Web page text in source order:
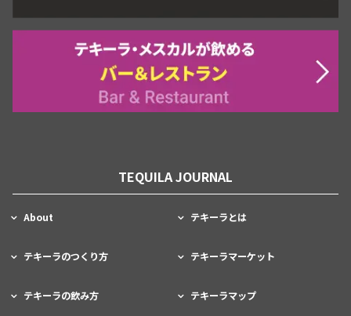
TEQUILA JOURNAL
About テキーラとは
テキーラのつくり方 テキーラマーケット
テキーラの飲み方 テキーラマップ